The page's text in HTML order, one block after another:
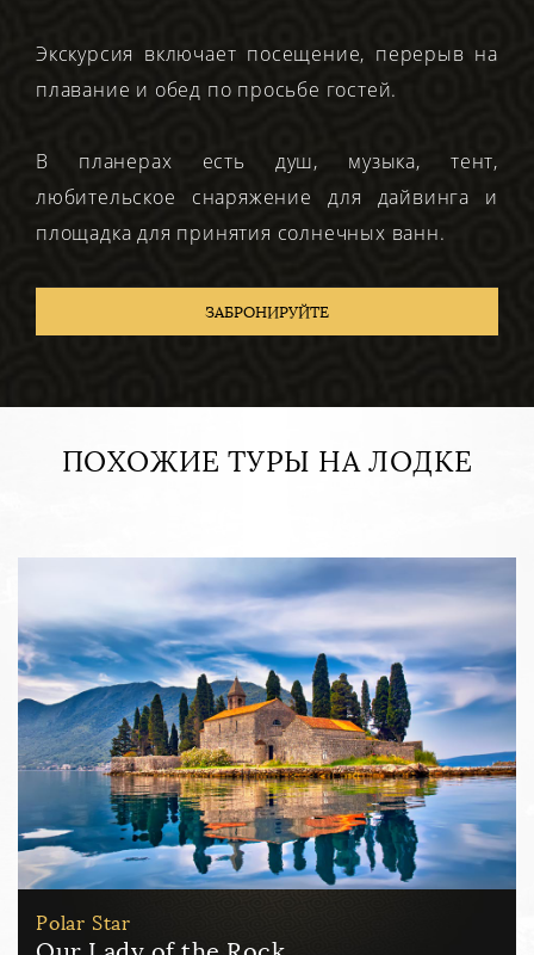
Экскурсия включает посещение, перерыв на
плавание и обед по просьбе гостей.
В планерах есть душ, музыка, тент,
любительское снаряжение для дайвинга и
площадка для принятия солнечных ванн.
ЗАБРОНИРУЙТЕ
ПОХОЖИЕ ТУРЫ НА ЛОДКЕ
Polar Star